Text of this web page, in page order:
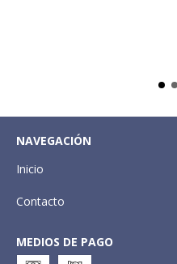
NAVEGACIÓN
Inicio
Contacto
MEDIOS DE PAGO